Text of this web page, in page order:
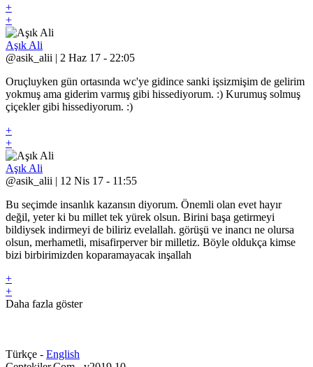
+
+
Aşık Ali
@asik_alii | 2 Haz 17 - 22:05
Oruçluyken gün ortasında wc'ye gidince sanki işsizmişim de gelirim
yokmuş ama giderim varmış gibi hissediyorum. :) Kurumuş solmuş
çiçekler gibi hissediyorum. :)
+
+
Aşık Ali
@asik_alii | 12 Nis 17 - 11:55
Bu seçimde insanlık kazansın diyorum. Önemli olan evet hayır
değil, yeter ki bu millet tek yürek olsun. Birini başa getirmeyi
bildiysek indirmeyi de biliriz evelallah. görüşü ve inancı ne olursa
olsun, merhametli, misafirperver bir milletiz. Böyle oldukça kimse
bizi birbirimizden koparamayacak inşallah
+
+
Daha fazla göster
Türkçe - English